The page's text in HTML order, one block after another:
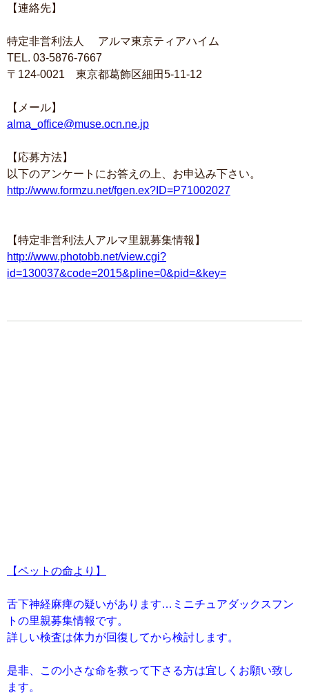
【連絡先】
特定非営利法人 アルマ東京ティアハイム
TEL. 03-5876-7667
〒124-0021 東京都葛飾区細田5-11-12
【メール】
alma_office@muse.ocn.ne.jp
【応募方法】
以下のアンケートにお答えの上、お申込み下さい。
http://www.formzu.net/fgen.ex?ID=P71002027
【特定非営利法人アルマ里親募集情報】
http://www.photobb.net/view.cgi?
id=130037&code=2015&pline=0&pid=&key=
【ペットの命より】
舌下神経麻痺の疑いがあります…ミニチュアダックスフン
トの里親募集情報です。
詳しい検査は体力が回復してから検討します。
是非、この小さな命を救って下さる方は宜しくお願い致し
ます。